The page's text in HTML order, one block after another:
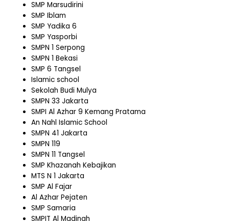
SMP Marsudirini
SMP Iblam
SMP Yadika 6
SMP Yasporbi
SMPN 1 Serpong
SMPN 1 Bekasi
SMP 6 Tangsel
Islamic school
Sekolah Budi Mulya
SMPN 33 Jakarta
SMPI Al Azhar 9 Kemang Pratama
An Nahl Islamic School
SMPN 41 Jakarta
SMPN 119
SMPN 11 Tangsel
SMP Khazanah Kebajikan
MTS N 1 Jakarta
SMP Al Fajar
Al Azhar Pejaten
SMP Samaria
SMPIT Al Madinah